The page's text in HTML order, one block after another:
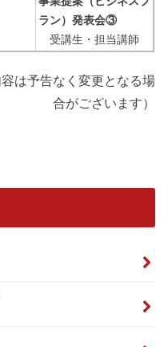
ラン）発表会③
受講生・担当講師
は予告なく変更となる場
合がございます）